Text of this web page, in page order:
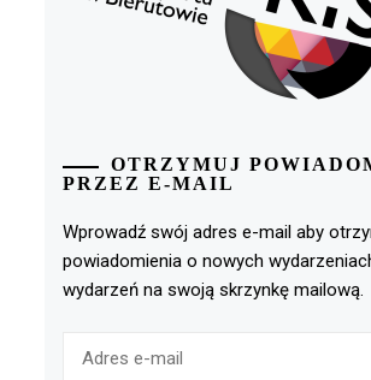
OTRZYMUJ
PRZEZ E-MAIL
Wprowadź swój adres e-mail aby
powiadomienia o nowych
wydarzeń na swoją skrzynkę mailową.